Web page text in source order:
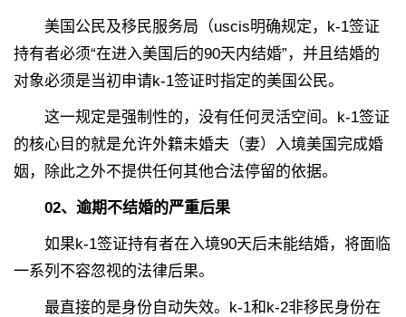
美国公民及移民服务局（uscis明确规定，k-1签证
持有者必须“在进入美国后的90天内结婚”，并且结婚的
对象必须是当初申请k-1签证时指定的美国公民。
这一规定是强制性的，没有任何灵活空间。k-1签证
的核心目的就是允许外籍未婚夫（妻）入境美国完成婚
姻，除此之外不提供任何其他合法停留的依据。
02、 逾期不结婚的严重后果
如果k-1签证持有者在入境90天后未能结婚，将面临
一系列不容忽视的法律后果。
最直接的是身份自动失效。k-1和k-2非移民身份在